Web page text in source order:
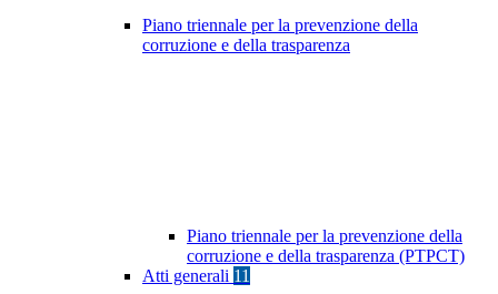
Piano triennale per la prevenzione della
corruzione e della trasparenza
Piano triennale per la prevenzione della
corruzione e della trasparenza (PTPCT)
Atti generali 11